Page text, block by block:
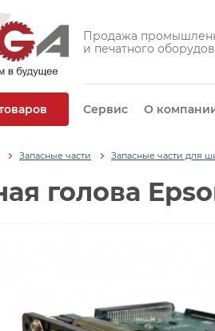
Продажа
и печатного
Сервис О
Запасные части Запасные части для
голова